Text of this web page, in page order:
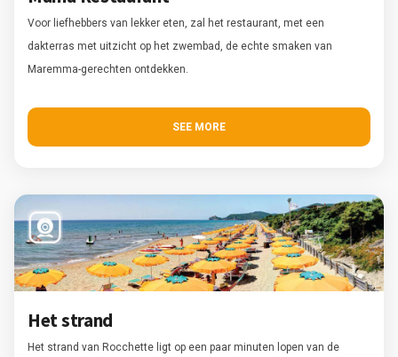
Voor liefhebbers van lekker eten, zal het restaurant, met een
dakterras met uitzicht op het zwembad, de echte smaken van
Maremma-gerechten ontdekken.
SEE MORE
Het strand
Het strand van Rocchette ligt op een paar minuten lopen van de